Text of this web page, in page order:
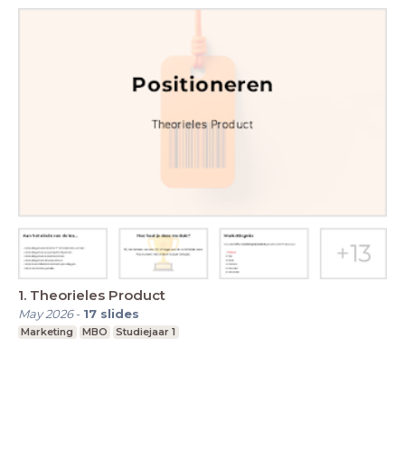
1. Theorieles Product
May 2026- 17 slides
Marketing MBO Studiejaar 1